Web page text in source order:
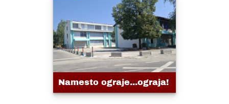
Namesto ograje...ograja!